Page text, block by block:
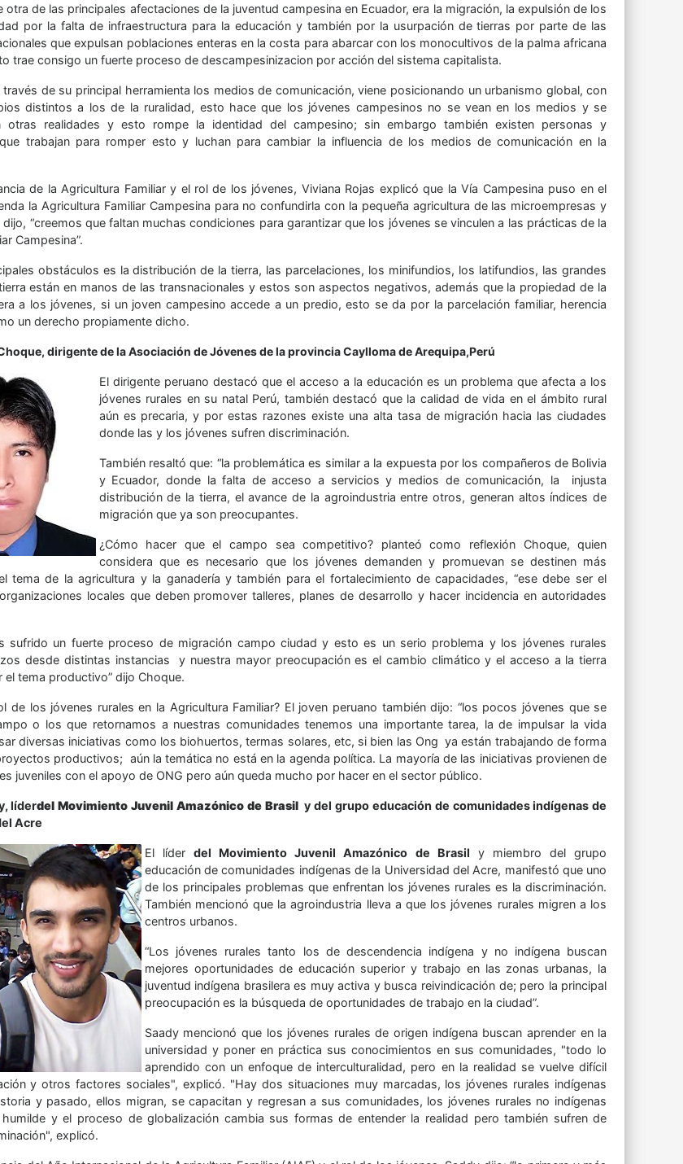
otra de las principales afectaciones de la juventud campesina en Ecuador, era la migración, la expulsión de los
por la falta de infraestructura para la educación y también por la usurpación de tierras por parte de las
que expulsan poblaciones enteras en la costa para abarcar con los monocultivos de la palma africana
trae consigo un fuerte proceso de descampesinizacion por acción del sistema capitalista.
través de su principal herramienta los medios de comunicación, viene posicionando un urbanismo global, con
distintos a los de la ruralidad, esto hace que los jóvenes campesinos no se vean en los medios y se
otras realidades y esto rompe la identidad del campesino; sin embargo también existen personas y
trabajan para romper esto y luchan para cambiar la influencia de los medios de comunicación en la
de la Agricultura Familiar y el rol de los jóvenes, Viviana Rojas explicó que la Vía Campesina puso en el
la Agricultura Familiar Campesina para no confundirla con la pequeña agricultura de las microempresas y
“creemos que faltan muchas condiciones para garantizar que los jóvenes se vinculen a las prácticas de la
Campesina”.
obstáculos es la distribución de la tierra, las parcelaciones, los minifundios, los latifundios, las grandes
están en manos de las transnacionales y estos son aspectos negativos, además que la propiedad de la
a los jóvenes, si un joven campesino accede a un predio, esto se da por la parcelación familiar, herencia
un derecho propiamente dicho.
dirigente de la Asociación de Jóvenes de la provincia Caylloma de Arequipa,Perú
El dirigente peruano destacó que el acceso a la educación es un problema que afecta a los
jóvenes rurales en su natal Perú, también destacó que la calidad de vida en el ámbito rural
aún es precaria, y por estas razones existe una alta tasa de migración hacia las ciudades
donde las y los jóvenes sufren discriminación.
También resaltó que: “la problemática es similar a la expuesta por los compañeros de Bolivia
y Ecuador, donde la falta de acceso a servicios y medios de comunicación, la injusta
distribución de la tierra, el avance de la agroindustria entre otros, generan altos índices de
migración que ya son preocupantes.
¿Cómo hacer que el campo sea competitivo? planteó como reflexión Choque, quien
considera que es necesario que los jóvenes demanden y promuevan se destinen más
tema de la agricultura y la ganadería y también para el fortalecimiento de capacidades, “ese debe ser el
locales que deben promover talleres, planes de desarrollo y hacer incidencia en autoridades
sufrido un fuerte proceso de migración campo ciudad y esto es un serio problema y los jóvenes rurales
desde distintas instancias y nuestra mayor preocupación es el cambio climático y el acceso a la tierra
el tema productivo” dijo Choque.
de los jóvenes rurales en la Agricultura Familiar? El joven peruano también dijo: “los pocos jóvenes que se
o los que retornamos a nuestras comunidades tenemos una importante tarea, la de impulsar la vida
diversas iniciativas como los biohuertos, termas solares, etc, si bien las Ong ya están trabajando de forma
productivos; aún la temática no está en la agenda política. La mayoría de las iniciativas provienen de
juveniles con el apoyo de ONG pero aún queda mucho por hacer en el sector público.
líderdel Movimiento Juvenil Amazónico de Brasily del grupo educación de comunidades indígenas de
Acre
El líder del Movimiento Juvenil Amazónico de Brasil y miembro del grupo
educación de comunidades indígenas de la Universidad del Acre, manifestó que uno
de los principales problemas que enfrentan los jóvenes rurales es la discriminación.
También mencionó que la agroindustria lleva a que los jóvenes rurales migren a los
centros urbanos.
“Los jóvenes rurales tanto los de descendencia indígena y no indígena buscan
mejores oportunidades de educación superior y trabajo en las zonas urbanas, la
juventud indígena brasilera es muy activa y busca reivindicación de; pero la principal
preocupación es la búsqueda de oportunidades de trabajo en la ciudad”.
Saady mencionó que los jóvenes rurales de origen indígena buscan aprender en la
universidad y poner en práctica sus conocimientos en sus comunidades, "todo lo
aprendido con un enfoque de interculturalidad, pero en la realidad se vuelve difícil
y otros factores sociales", explicó. "Hay dos situaciones muy marcadas, los jóvenes rurales indígenas
y pasado, ellos migran, se capacitan y regresan a sus comunidades, los jóvenes rurales no indígenas
y el proceso de globalización cambia sus formas de entender la realidad pero también sufren de
explicó.